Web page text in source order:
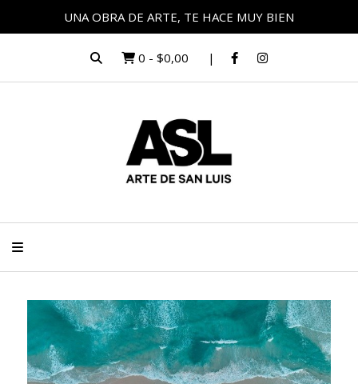
UNA OBRA DE ARTE, TE HACE MUY BIEN
0 - $0,00